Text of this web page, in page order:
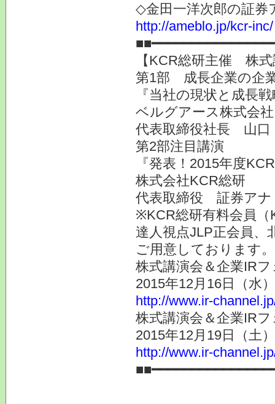
◇金田一洋次郎の証券
http://ameblo.jp/kcr-inc/
【KCR総研主催 株
第1部 成長企業の企
『当社の現状と成長
ベルグアース株式会
代表取締役社長 山
第2部注目講演
『発表！2015年度
株式会社KCR総研
代表取締役 証券ア
※KCR総研有料会員（
達人視点JLP正会員、
ご用意しております。
株式講演会＆企業IR
2015年12月16日（
http://www.ir-
株式講演会＆企業IR
2015年12月19日（
http://www.ir-